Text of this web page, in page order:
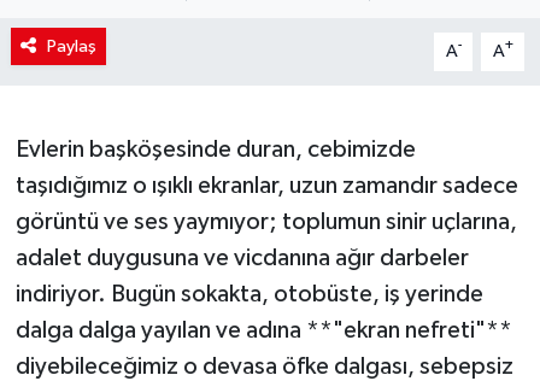
Paylaş A- A+
Evlerin başköşesinde duran, cebimizde
taşıdığımız o ışıklı ekranlar, uzun zamandır sadece
görüntü ve ses yaymıyor; toplumun sinir uçlarına,
adalet duygusuna ve vicdanına ağır darbeler
indiriyor. Bugün sokakta, otobüste, iş yerinde
dalga dalga yayılan ve adına **"ekran nefreti"**
diyebileceğimiz o devasa öfke dalgası, sebepsiz